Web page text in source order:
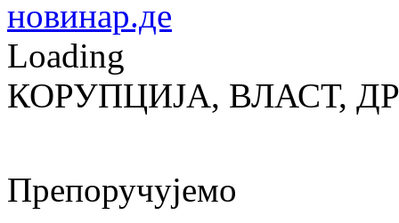
Loading
КОРУПЦИЈА, ВЛАСТ,
Препоручујемо